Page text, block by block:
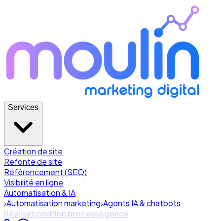
Services
Création de site
Refonte de site
Référencement (SEO)
Visibilité en ligne
Automatisation & IA
›Automatisation marketing›Agents IA & chatbots
RéalisationsMon processAgence